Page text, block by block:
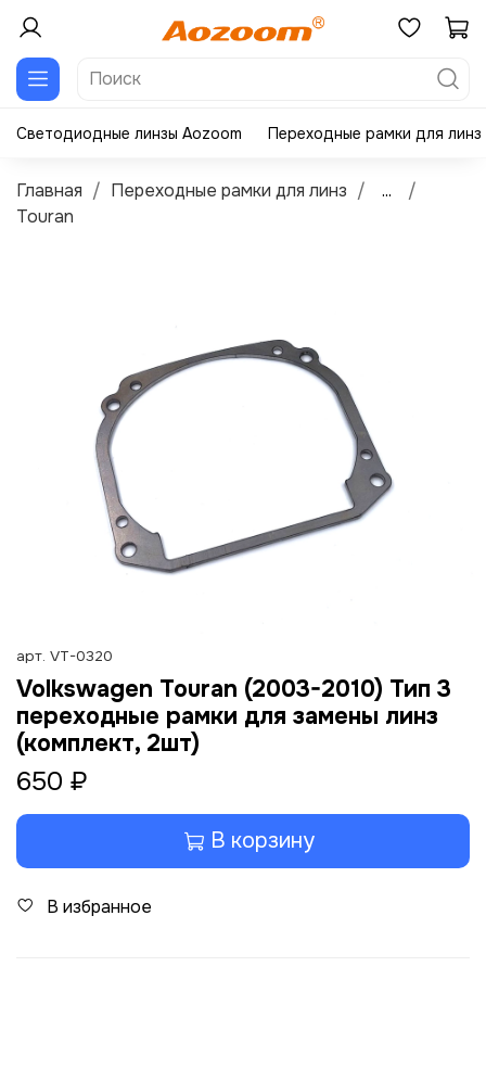
Светодиодные линзы Aozoom Переходные рамки для линз
Главная Переходные рамки для линз
...
Touran
арт. VT-0320
Volkswagen Touran (2003-2010) Тип 3
переходные рамки для замены линз
(комплект, 2шт)
650 ₽
В корзину
В избранное